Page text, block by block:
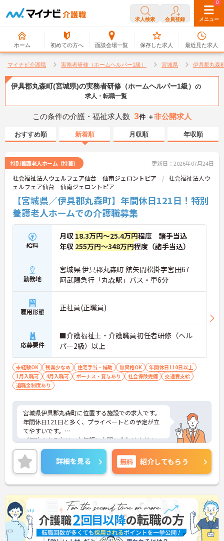
求人検索 会員登録 メニュー
ホーム 初めての方へ 面談会場一覧
0
保存した求人
0
最近見た求人
マイナビ介護職 実務者研修（ホームヘルパー1級） 宮城県 伊具郡丸森
伊具郡丸森町(宮城県)の実務者研修（ホームヘルパー1級） の
求人・転職一覧
この条件の介護・福祉求人数 3件 ＋非公開求人
おすすめ順 新着順 月収順 年収順
特別養護老人ホーム（特養） 更新日：2026年07月24日
社会福祉法人ウェルフェア仙台 仙南ジェロントピア
社会福祉法人ウ
ェルフェア仙台 仙南ジェロントピア
【宮城県／伊具郡丸森町】年間休日121日！特別
養護老人ホームでの介護職募集
給料
月収 18.3万円～25.4万円程度 諸手当込
年収 255万円～348万円程度（諸手当込）
勤務地
宮城県 伊具郡丸森町 舘矢間松掛字宮田67
阿武隈急行「丸森駅」バス・車6分
雇用形態 正社員(正職員)
応募要件
■介護福祉士・介護職員初任者研修（ヘル
パー2級）以上
未経験OK 残業少なめ 住宅手当・補助 無資格OK
年間休日110日以上
1月入職可
4月入職可 ボーナス・賞与あり 社会保険完備
交通費支給
退職金制度あり
宮城県伊具郡丸森町に位置する施設での求人です。
年間休日121日と多く、プライベートとの予定が立
てやすいです。
ご興味のある方は、お気軽にお問い合わせくださ
い。
詳細を見る 無料 紹介してもらう